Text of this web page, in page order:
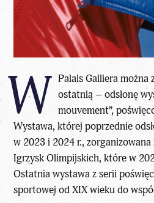
W Palais Galliera można
ostatnią – odsłonę
mouvement”,
Wystawa, której poprzednie
w 2023 i 2024 r., zorganizowana
Igrzysk Olimpijskich, które w
Ostatnia wystawa z serii
sportowej od XIX wieku do